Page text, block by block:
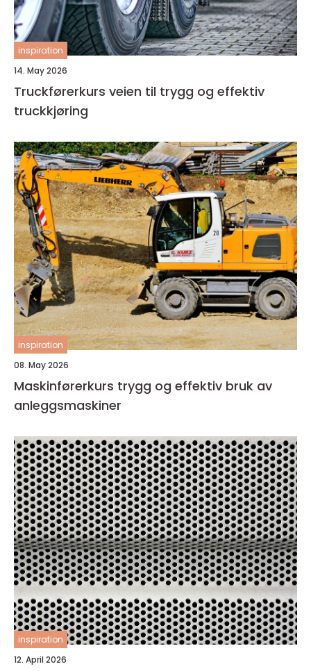
inspiration
14. May 2026
Truckførerkurs veien til trygg og effektiv
truckkjøring
inspiration
08. May 2026
Maskinførerkurs trygg og effektiv bruk av
anleggsmaskiner
inspiration
12. April 2026